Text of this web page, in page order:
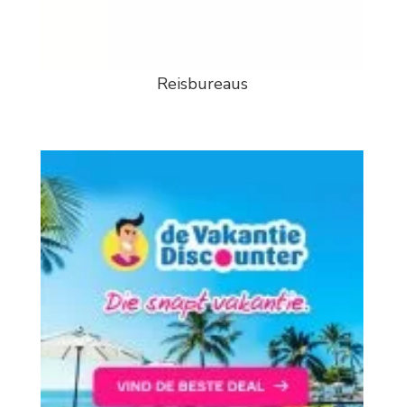
Reisbureaus